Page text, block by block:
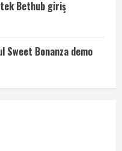
Bethub giriş
Bonanza demo